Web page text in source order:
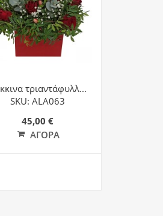
τριαντάφυλλ...
SKU: ALA063
45,00 €
ΑΓΟΡΆ